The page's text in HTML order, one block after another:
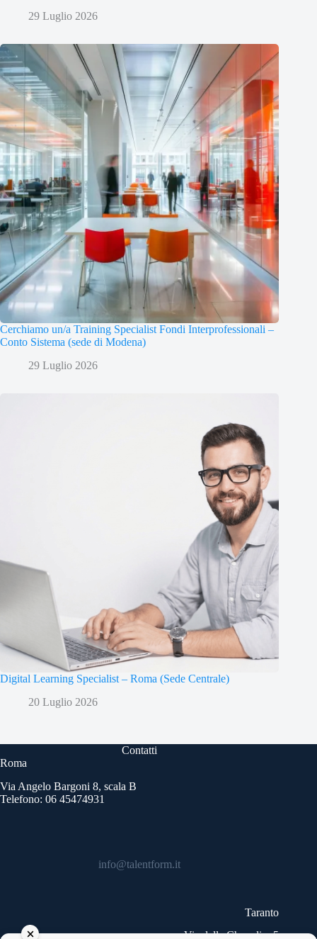
29 Luglio 2026
Cerchiamo un/a Training Specialist Fondi Interprofessionali –
Conto Sistema (sede di Modena)
29 Luglio 2026
Digital Learning Specialist – Roma (Sede Centrale)
20 Luglio 2026
Contatti
Roma
Via Angelo Bargoni 8, scala B
Telefono: 06 45474931
info@talentform.it
Taranto
Via delle Cheradi n.5